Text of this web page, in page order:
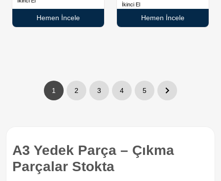
Hemen İncele
İkinci El
Hemen İncele
1 2 3 4 5
A3 Yedek Parça – Çıkma
Parçalar Stokta